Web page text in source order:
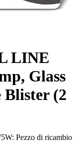
LINE
Glass
Blister (2
Pezzo di ricambio